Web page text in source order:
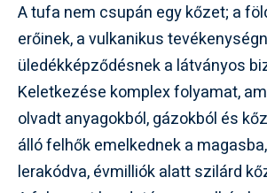
A tufa nem csupán egy kőzet; a
erőinek, a vulkanikus
üledékképződésnek a látványos
Keletkezése komplex folyamat,
olvadt anyagokból, gázokból és
álló felhők emelkednek a
lerakódva, évmilliók alatt szilárd